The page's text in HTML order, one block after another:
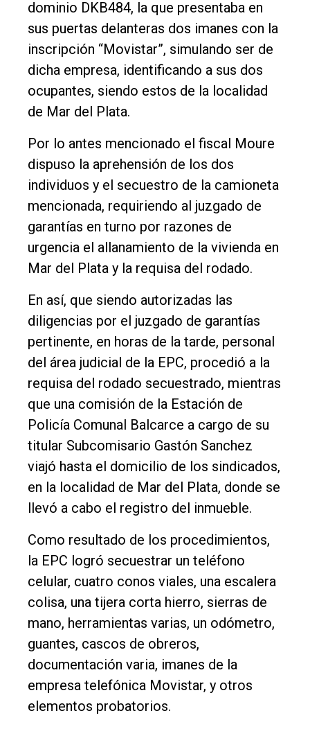
dominio DKB484, la que presentaba en
sus puertas delanteras dos imanes con la
inscripción “Movistar”, simulando ser de
dicha empresa, identificando a sus dos
ocupantes, siendo estos de la localidad
de Mar del Plata.
Por lo antes mencionado el fiscal Moure
dispuso la aprehensión de los dos
individuos y el secuestro de la camioneta
mencionada, requiriendo al juzgado de
garantías en turno por razones de
urgencia el allanamiento de la vivienda en
Mar del Plata y la requisa del rodado.
En así, que siendo autorizadas las
diligencias por el juzgado de garantías
pertinente, en horas de la tarde, personal
del área judicial de la EPC, procedió a la
requisa del rodado secuestrado, mientras
que una comisión de la Estación de
Policía Comunal Balcarce a cargo de su
titular Subcomisario Gastón Sanchez
viajó hasta el domicilio de los sindicados,
en la localidad de Mar del Plata, donde se
llevó a cabo el registro del inmueble.
Como resultado de los procedimientos,
la EPC logró secuestrar un teléfono
celular, cuatro conos viales, una escalera
colisa, una tijera corta hierro, sierras de
mano, herramientas varias, un odómetro,
guantes, cascos de obreros,
documentación varia, imanes de la
empresa telefónica Movistar, y otros
elementos probatorios.